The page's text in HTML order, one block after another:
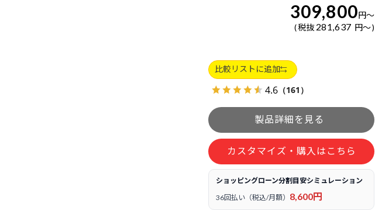
309,800円～
税抜 281,637 円～
比較リストに追加
4.6 （161）
カスタマイズ・購入はこちら
ショッピングローン分割目安シミュレーション
36回払い（税込/月額） 8,600円